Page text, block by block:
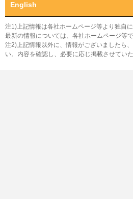
English
注1)上記情報は各社ホームページ等より独自
最新の情報については、各社ホームページ等
注2)上記情報以外に、情報がございましたら
い。内容を確認し、必要に応じ掲載させていた